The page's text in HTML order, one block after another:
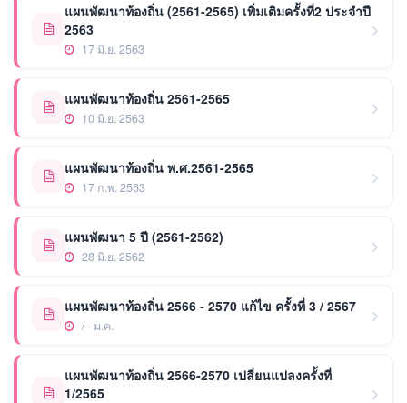
แผนพัฒนาท้องถิ่น (2561-2565) เพิ่มเติมครั้งที่2 ประจำปี
2563
17 มิ.ย. 2563
แผนพัฒนาท้องถิ่น 2561-2565
10 มิ.ย. 2563
แผนพัฒนาท้องถิ่น พ.ศ.2561-2565
17 ก.พ. 2563
แผนพัฒนา 5 ปี (2561-2562)
28 มิ.ย. 2562
แผนพัฒนาท้องถิ่น 2566 - 2570 แก้ไข ครั้งที่ 3 / 2567
/ - ม.ค.
แผนพัฒนาท้องถิ่น 2566-2570 เปลี่ยนแปลงครั้งที่
1/2565